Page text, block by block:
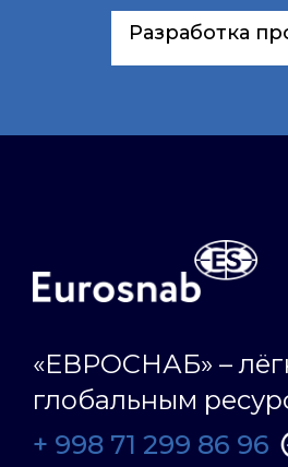
Разработка
«ЕВРОСНАБ» –
глобальным
+ 998 71 299 86 96